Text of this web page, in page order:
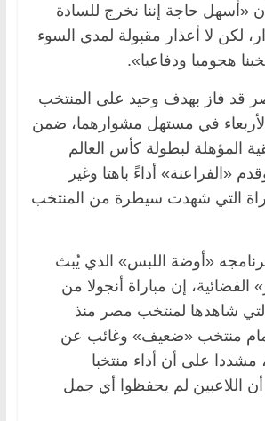
أن «أسهل حاجة إننا نخرج للسادة
لكن لا أعذار مقبولة لمدي السوء
هجوميا ودفاعيا».
قد فاز بهدف وحيد على المنتخب
في مستهل مشوارهما، ضمن
المؤهلة لبطولة كأس العالم
وقدم «الفراعنة» أداءً باهتا وغير
التي شهدت سيطرة من المنتخب
«أوضة اللبس» الذي يُبث
الفضائية، إن مباراة أنجولا من
التي شاهدها لمنتخب مصر منذ
منتخب «ضعيف» وغائب عن
لاعب، مشددا على أن أداء منتخبا
اللاعبين لم يحفظوا أي جمل